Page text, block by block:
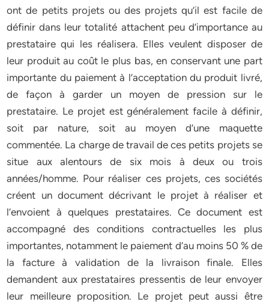
ont de petits projets ou des projets qu’il est facile de
définir dans leur totalité attachent peu d’importance au
prestataire qui les réalisera. Elles veulent disposer de
leur produit au coût le plus bas, en conservant une part
importante du paiement à l’acceptation du produit livré,
de façon à garder un moyen de pression sur le
prestataire. Le projet est généralement facile à définir,
soit par nature, soit au moyen d’une maquette
commentée. La charge de travail de ces petits projets se
situe aux alentours de six mois à deux ou trois
années/homme. Pour réaliser ces projets, ces sociétés
créent un document décrivant le projet à réaliser et
l’envoient à quelques prestataires. Ce document est
accompagné des conditions contractuelles les plus
importantes, notamment le paiement d’au moins 50 % de
la facture à validation de la livraison finale. Elles
demandent aux prestataires pressentis de leur envoyer
leur meilleure proposition. Le projet peut aussi être